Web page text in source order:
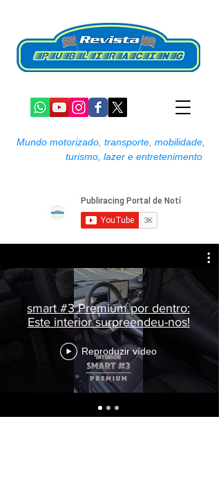
Mundo motorizado, transporte, mobilidade,
turismo, lazer e entretenimento
smart #3 Premium por dentro:
Este interior surpreendeu-nos!
Reproduzir vídeo